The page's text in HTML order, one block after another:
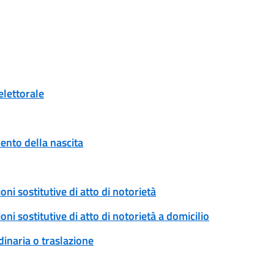
della nascita
sostitutive di atto di notorietà
sostitutive di atto di notorietà a domicilio
o traslazione